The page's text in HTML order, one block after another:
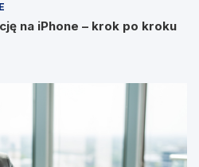
na iPhone – krok po kroku